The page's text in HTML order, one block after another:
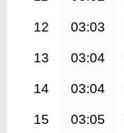
12 03:03
13 03:04
14 03:04
15 03:05